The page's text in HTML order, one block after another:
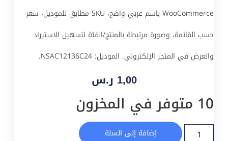
WooCommerce باسم عربي واضح، SKU مطابق للموديل، سعر
حسب القائمة، وصورة مرتبطة بالمنتج/الفئة لتسهيل الاستيراد
والعرض في المتجر الإلكتروني. الموديل: NSAC12136C24.
1,00 ر.س
10 متوفر في المخزون
إضافة إلى السلة